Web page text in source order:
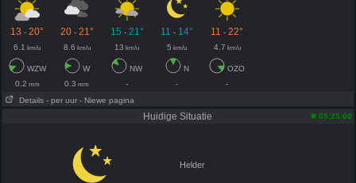
13 -20° 20- 21° 15 - 21° 11 - 14° 11 -22°
6.1 km/u 8.6 km/u 13 km/u 5 km/u 4.7 km/u
WZW W NW N
OZO
0.2 mm 0.3 mm - -
-
Details - per uur - Niewe pagina
Huidige Situatie 05:25:00
Helder